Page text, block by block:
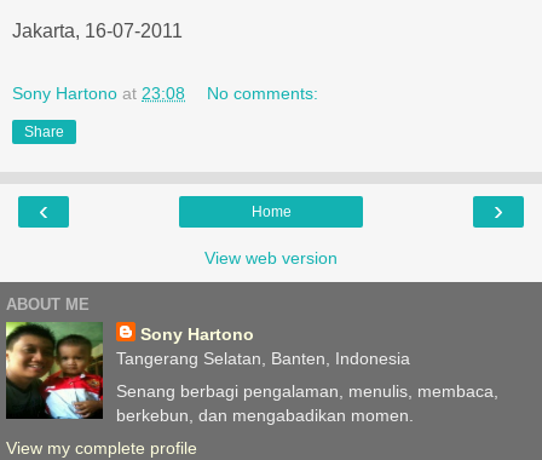
Jakarta, 16-07-2011
Sony Hartono at 23:08 No comments:
Share
‹ ›
Home
View web version
ABOUT ME
Sony Hartono
Tangerang Selatan, Banten, Indonesia
Senang berbagi pengalaman, menulis, membaca,
berkebun, dan mengabadikan momen.
View my complete profile